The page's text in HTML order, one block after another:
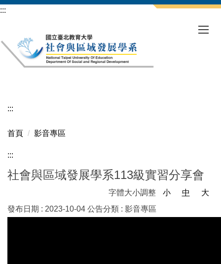
跳
要
內
:::
:::
首頁 影音專區
:::
社會與區域發展學系113級實習分享會
字體大小調整 小 中
大
發布日期 : 2023-10-04 公告分類 : 影音專區